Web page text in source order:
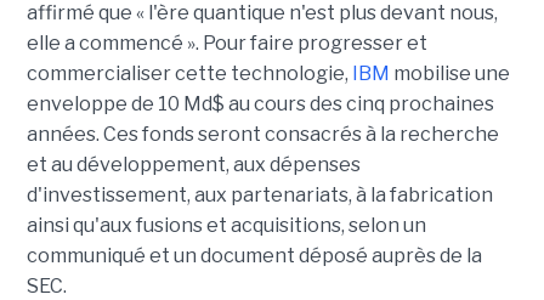
affirmé que « l'ère quantique n'est plus devant nous,
elle a commencé ». Pour faire progresser et
commercialiser cette technologie,
IBM mobilise une
enveloppe de 10 Md$ au cours des cinq prochaines
années. Ces fonds seront consacrés à la recherche
et au développement, aux dépenses
d'investissement, aux partenariats, à la fabrication
ainsi qu'aux fusions et acquisitions, selon un
communiqué et un document déposé auprès de la
SEC.